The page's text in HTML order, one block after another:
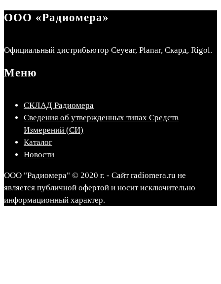
ООО «Радиомера»
Официальный дистрибьютор Ceyear, Planar, Скард, Rigol.
Меню
СКЛАД Радиомера
Сведения об утвержденных типах Средств
Измерений (СИ)
Каталог
Новости
ООО "Радиомера" © 2020 г. - Сайт radiomera.ru не
является публичной офертой и носит исключительно
информационный характер.